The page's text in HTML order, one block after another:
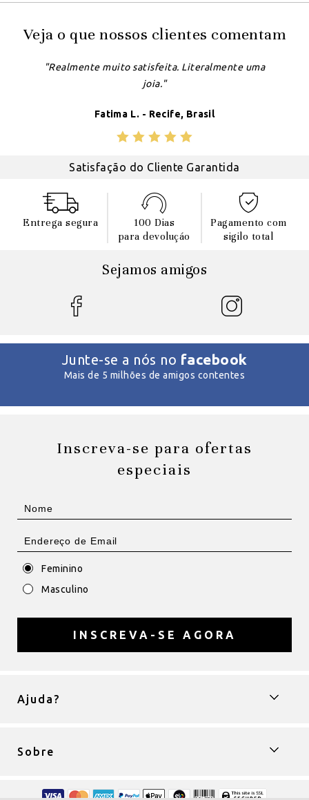
Veja o que nossos clientes comentam
"Realmente muito satisfeita. Literalmente uma
joia."
Fatima L. - Recife, Brasil
Satisfação do Cliente Garantida
Entrega segura
100 Dias
para devoluçáo
Pagamento com
sigilo total
Sejamos amigos
Junte-se a nós no facebook
Mais de 5 milhões de amigos contentes
Inscreva-se para ofertas
especiais
Feminino
Masculino
INSCREVA-SE AGORA
Ajuda?
Sobre